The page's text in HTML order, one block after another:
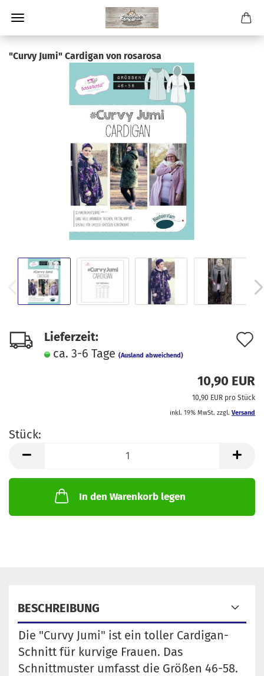
"Curvy Jumi" Cardigan von rosarosa
Lieferzeit:
ca. 3-6 Tage (Ausland abweichend)
10,90 EUR
10,90 EUR pro Stück
inkl. 19% MwSt. zzgl. Versand
Stück:
Stück
In den Warenkorb legen
BESCHREIBUNG
Die "Curvy Jumi" ist ein toller Cardigan-
Schnitt für kurvige Frauen. Das
Schnittmuster umfasst die Größen 46-58.